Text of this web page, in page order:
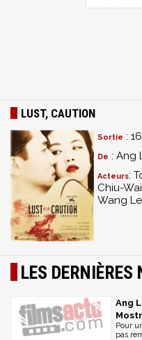
LUST, CAUTION
Sortie :
De : Ang
Acteurs:
Chiu-
Wang
LES DERNIÈRES
Ang
Pour
pas